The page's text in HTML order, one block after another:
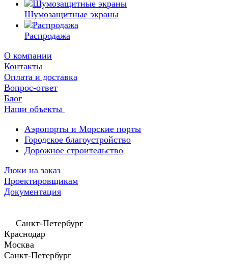
Шумозащитные экраны
Распродажа
О компании
Контакты
Оплата и доставка
Вопрос-ответ
Блог
Наши объекты
Аэропорты и Морские порты
Городское благоустройство
Дорожное строительство
Люки на заказ
Проектировщикам
Документация
Санкт-Петербург
Краснодар
Москва
Санкт-Петербург